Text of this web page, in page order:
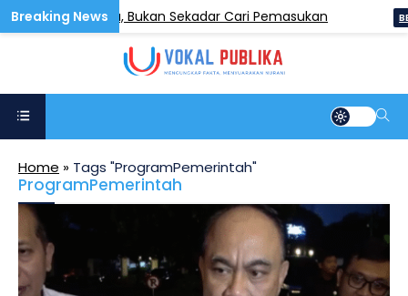
Setiap Sabtu, Bukan Sekadar Cari Pemasukan
Home » Tags "ProgramPemerintah"
ProgramPemerintah